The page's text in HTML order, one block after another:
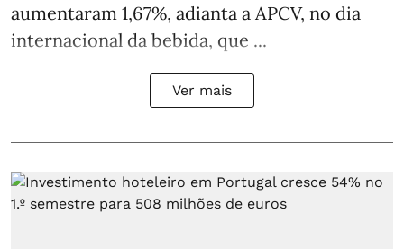
aumentaram 1,67%, adianta a APCV, no dia
internacional da bebida, que ...
Ver mais